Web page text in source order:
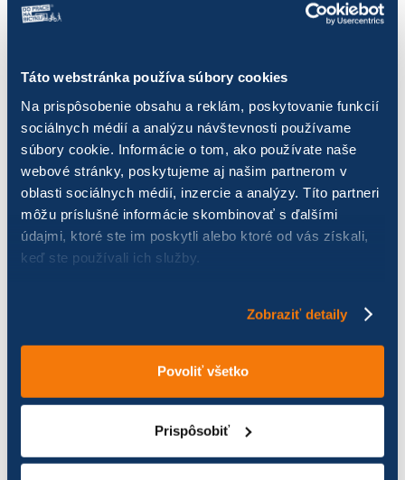
Táto webstránka používa súbory cookies
Na prispôsobenie obsahu a reklám, poskytovanie funkcií
sociálnych médií a analýzu návštevnosti používame
súbory cookie. Informácie o tom, ako používate naše
webové stránky, poskytujeme aj našim partnerom v
oblasti sociálnych médií, inzercie a analýzy. Títo partneri
môžu príslušné informácie skombinovať s ďalšími
údajmi, ktoré ste im poskytli alebo ktoré od vás získali,
keď ste používali ich služby.
Zobraziť detaily
Povoliť všetko
Prispôsobiť
VÝSLEDKY PRE ROK 2024
Zobraziť výsledkov
Názov Počet jázd Najazdených km
3lístok 28 248,83
AQUAHOLICI QC TEAM
12
BRZDY 24 59,73